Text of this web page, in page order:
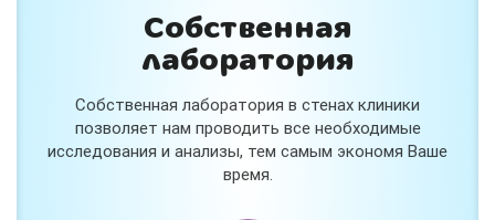
Собственная
лаборатория
Собственная лаборатория в стенах клиники
позволяет нам проводить все необходимые
исследования и анализы, тем самым экономя Ваше
время.
Нет, спасибо
Я согласен на обработкуперсональных данных
Работает наСтримвуд